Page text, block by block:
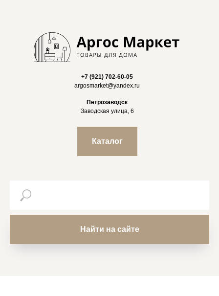
+7 (921) 702-60-05
argosmarket@yandex.ru
Петрозаводск
Заводская улица, 6
Каталог
Найти на сайте